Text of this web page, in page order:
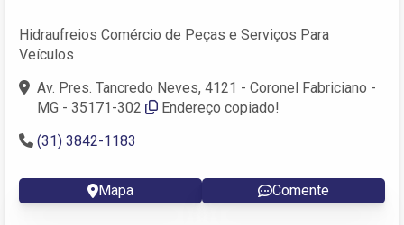
Hidraufreios Comércio de Peças e Serviços Para
Veículos
Av. Pres. Tancredo Neves, 4121 - Coronel Fabriciano -
MG - 35171-302
Endereço copiado!
(31) 3842-1183
Mapa Comente